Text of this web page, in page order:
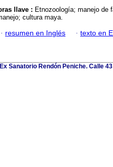
llave : Etnozoología; manejo de
cultura maya.
· resumen en Inglés · texto en
Ex Sanatorio Rendón Peniche. Calle